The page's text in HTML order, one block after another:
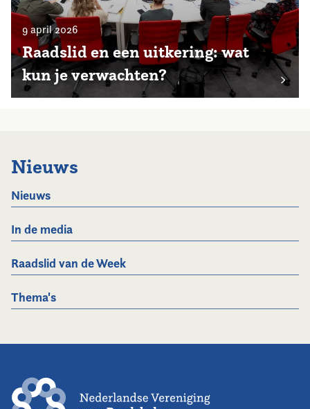
9 april 2026
Raadslid en een uitkering: wat
kun je verwachten?
Nieuws
Nieuws
In de media
Raadslid van de Week
Thema's